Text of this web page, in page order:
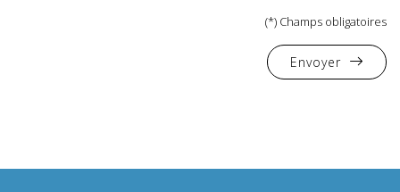
(*) Champs obligatoires
Envoyer